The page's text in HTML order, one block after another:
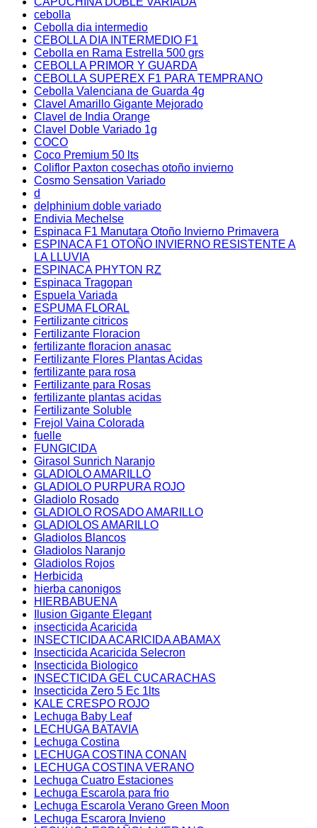
cebolla
Cebolla dia intermedio
CEBOLLA DIA INTERMEDIO F1
Cebolla en Rama Estrella 500 grs
CEBOLLA PRIMOR Y GUARDA
CEBOLLA SUPEREX F1 PARA TEMPRANO
Cebolla Valenciana de Guarda 4g
Clavel Amarillo Gigante Mejorado
Clavel de India Orange
Clavel Doble Variado 1g
COCO
Coco Premium 50 lts
Coliflor Paxton cosechas otoño invierno
Cosmo Sensation Variado
d
delphinium doble variado
Endivia Mechelse
Espinaca F1 Manutara Otoño Invierno Primavera
ESPINACA F1 OTOÑO INVIERNO RESISTENTE A
LA LLUVIA
ESPINACA PHYTON RZ
Espinaca Tragopan
Espuela Variada
ESPUMA FLORAL
Fertilizante citricos
Fertilizante Floracion
fertilizante floracion anasac
Fertilizante Flores Plantas Acidas
fertilizante para rosa
Fertilizante para Rosas
fertilizante plantas acidas
Fertilizante Soluble
Frejol Vaina Colorada
fuelle
FUNGICIDA
Girasol Sunrich Naranjo
GLADIOLO AMARILLO
GLADIOLO PURPURA ROJO
Gladiolo Rosado
GLADIOLO ROSADO AMARILLO
GLADIOLOS AMARILLO
Gladiolos Blancos
Gladiolos Naranjo
Gladiolos Rojos
Herbicida
hierba canonigos
HIERBABUENA
Ilusion Gigante Elegant
insecticida Acaricida
INSECTICIDA ACARICIDA ABAMAX
Insecticida Acaricida Selecron
Insecticida Biologico
INSECTICIDA GEL CUCARACHAS
Insecticida Zero 5 Ec 1lts
KALE CRESPO ROJO
Lechuga Baby Leaf
LECHUGA BATAVIA
Lechuga Costina
LECHUGA COSTINA CONAN
LECHUGA COSTINA VERANO
Lechuga Cuatro Estaciones
Lechuga Escarola para frio
Lechuga Escarola Verano Green Moon
Lechuga Escarora Invieno